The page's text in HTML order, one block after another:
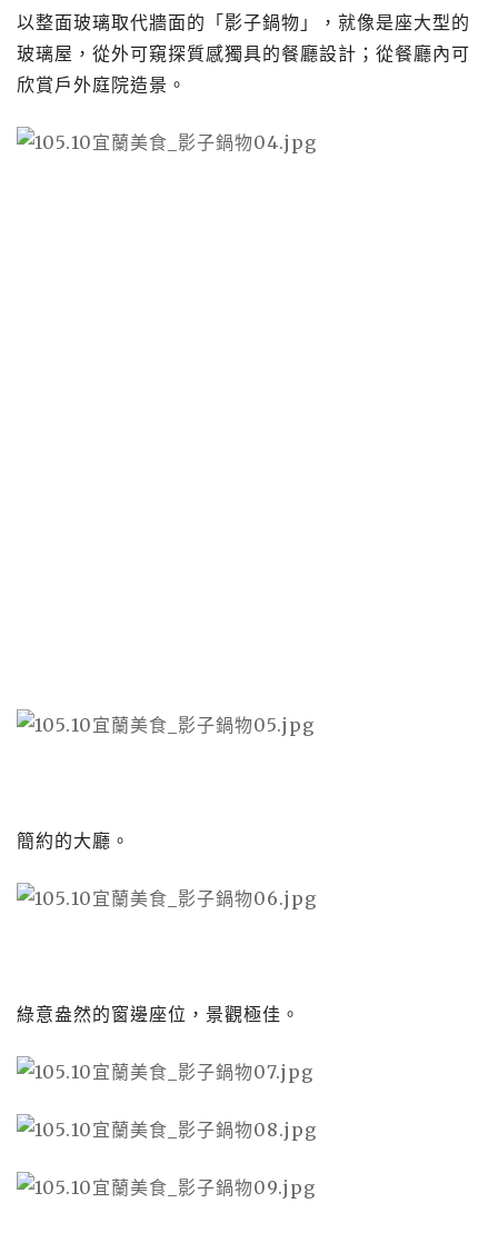
以整面玻璃取代牆面的「影子鍋物」，就像是座大型的
玻璃屋，從外可窺探質感獨具的餐廳設計；從餐廳內可
欣賞戶外庭院造景。
簡約的大廳。
綠意盎然的窗邊座位，景觀極佳。